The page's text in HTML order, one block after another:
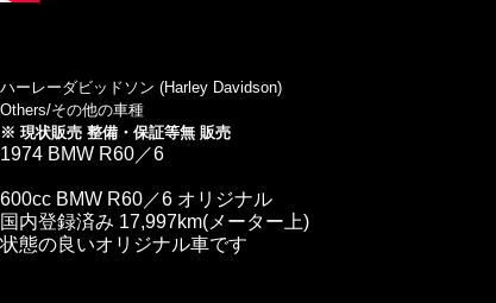
ハーレーダビッドソン (Harley Davidson)
Others/その他の車種
※ 現状販売 整備・保証等無 販売
1974 BMW R60／6
600cc BMW R60／6 オリジナル
国内登録済み 17,997km(メーター上)
状態の良いオリジナル車です